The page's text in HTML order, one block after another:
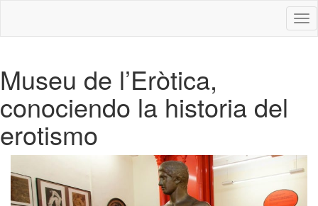
Museu de l’Eròtica,
conociendo la historia del
erotismo